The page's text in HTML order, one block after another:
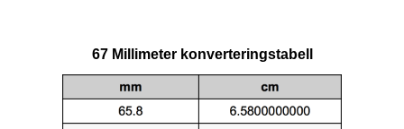
67 Millimeter konverteringstabell